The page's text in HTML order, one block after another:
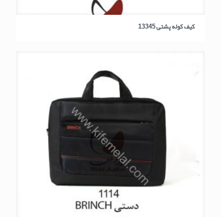
کیف کوله پشتی 13345